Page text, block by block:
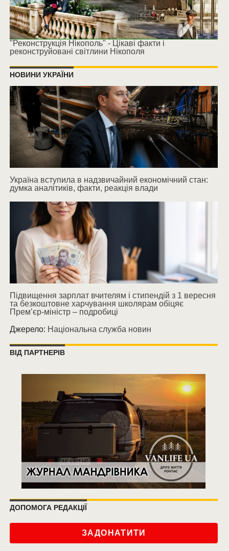
"Реконструкція Нікополь" - Цікаві факти і
реконструйовані світлини Нікополя
НОВИНИ УКРАЇНИ
Україна вступила в надзвичайний економічний стан:
думка аналітиків, факти, реакція влади
Підвищення зарплат вчителям і стипендій з 1 вересня
та безкоштовне харчування школярам обіцяє
Прем’єр-міністр – подробиці
Джерело: Національна служба новин
ВІД ПАРТНЕРІВ
ДОПОМОГА РЕДАКЦІЇ
ЗАДОНАТИТИ